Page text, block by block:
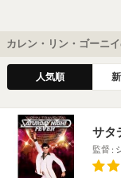
カレン・リン・ゴーニ
人気順
サタ
監督